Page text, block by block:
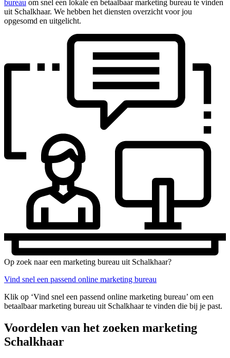
bureau om snel een lokale en betaalbaar marketing bureau te vinden
uit Schalkhaar. We hebben het diensten overzicht voor jou
opgesomd en uitgelicht.
Op zoek naar een marketing bureau uit Schalkhaar?
Vind snel een passend online marketing bureau
Klik op ‘Vind snel een passend online marketing bureau’ om een
betaalbaar marketing bureau uit Schalkhaar te vinden die bij je past.
Voordelen van het zoeken marketing
Schalkhaar